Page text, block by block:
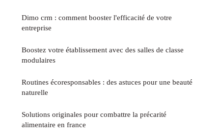
Dimo crm : comment booster l'efficacité de votre
entreprise
Boostez votre établissement avec des salles de classe
modulaires
Routines écoresponsables : des astuces pour une beauté
naturelle
Solutions originales pour combattre la précarité
alimentaire en france